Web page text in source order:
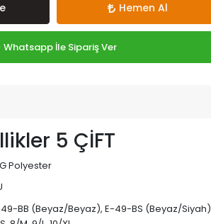
Hemen Al
Whatsapp İle Sipariş Ver
5 ÇİFT
Polyester
BB (Beyaz/Beyaz), E-49-BS (Beyaz/Siyah)